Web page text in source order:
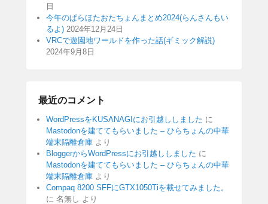
日
今年のぱらほたおたちょんまとめ2024(らんさんもい
るよ) 2024年12月24日
VRCで遊園地ワールドを作った話(ギミック解説)
2024年9月8日
最近のコメント
WordPressをKUSANAGIにお引越ししました に
Mastodonを建ててもらいました – ひらちょんの中華
端末隔離倉庫 より
BloggerからWordPressにお引越ししました に
Mastodonを建ててもらいました – ひらちょんの中華
端末隔離倉庫 より
Compaq 8200 SFFにGTX1050Tiを載せてみました。
に 名無し より